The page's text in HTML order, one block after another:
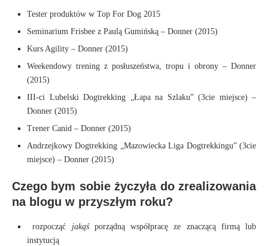
Tester produktów w Top For Dog 2015
Seminarium Frisbee z Paulą Gumińską – Donner (2015)
Kurs Agility – Donner (2015)
Weekendowy trening z posłuszeństwa, tropu i obrony – Donner
(2015)
III-ci Lubelski Dogtrekking „Łapa na Szlaku” (3cie miejsce) –
Donner (2015)
Trener Canid – Donner (2015)
Andrzejkowy Dogtrekking „Mazowiecka Liga Dogtrekkingu” (3cie
miejsce) – Donner (2015)
Czego bym sobie życzyła do zrealizowania
na blogu w przyszłym roku?
rozpocząć jakąśporządną współpracę ze znaczącą firmą lub
instytucją